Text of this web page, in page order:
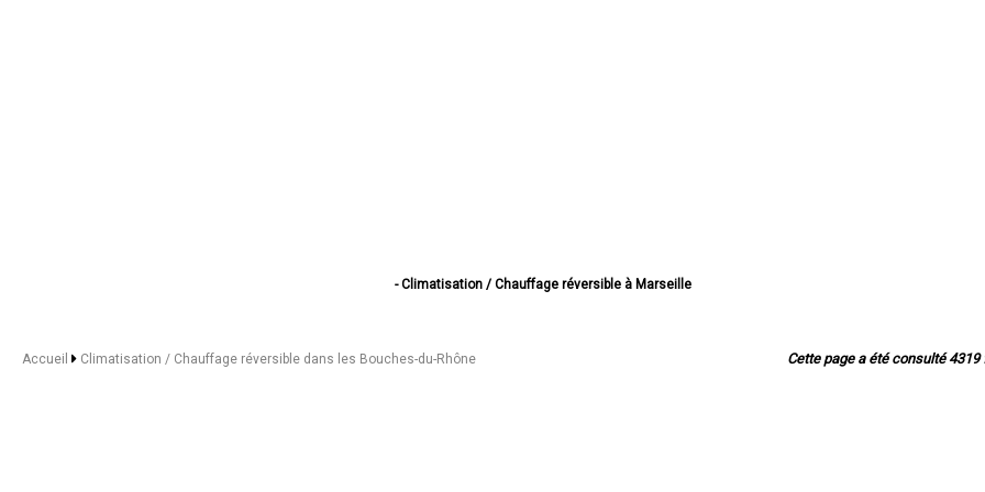
- Climatisation / Chauffage réversible à Marseille
- Climatisation / Chauffage réversible à Aubagne
Cette page a été consulté 4319
Accueil Climatisation / Chauffage réversible dans les Bouches-du-Rhône